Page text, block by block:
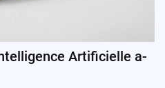
Artificielle a-